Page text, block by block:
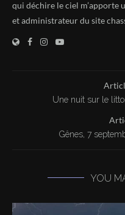
qui déchire le ciel m’apporte
et administrateur du site
Une nuit sur le
Gênes, 7
YOU